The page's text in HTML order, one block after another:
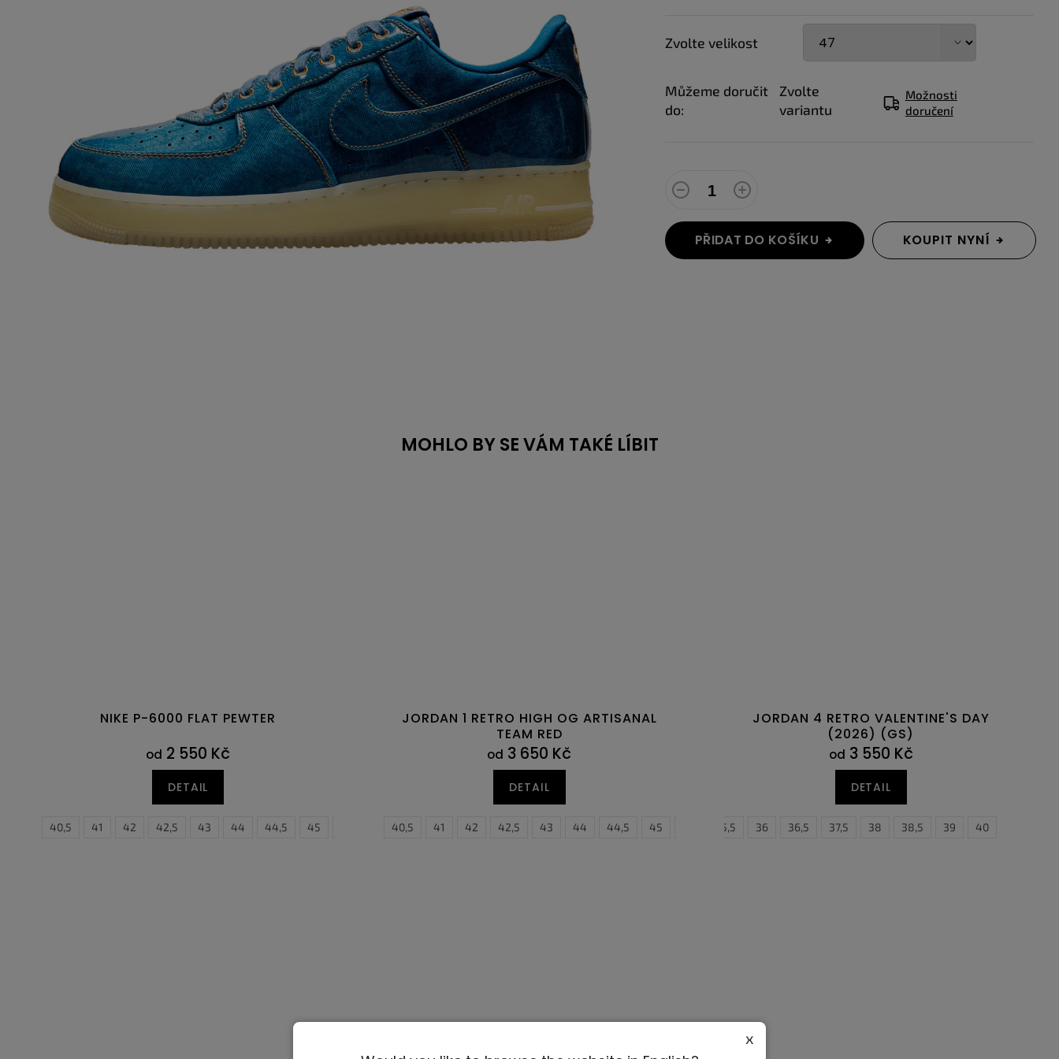
Zvolte velikost
Můžeme doručit
do:
Zvolte
variantu
Možnosti
doručení
PŘIDAT DO KOŠÍKU KOUPIT NYNÍ
MOHLO BY SE VÁM TAKÉ LÍBIT
NIKE P-6000 FLAT PEWTER
od 2 550 Kč
DETAIL
40,5 41 42 42,5 43 44 44,5 45 46 47,5
JORDAN 1 RETRO HIGH OG ARTISANAL
TEAM RED
od 3 650 Kč
DETAIL
37,5 38,5 40,5 41 42 42,5 43 44 44,5 45 46 47 47,5
JORDAN 4 RETRO VALENTINE'S DAY
(2026) (GS)
od 3 550 Kč
DETAIL
35,5 36 36,5 37,5 38 38,5 39 40
x